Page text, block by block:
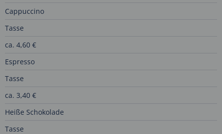
Cappuccino
Tasse
ca. 4,60 €
Espresso
Tasse
ca. 3,40 €
Heiße Schokolade
Tasse